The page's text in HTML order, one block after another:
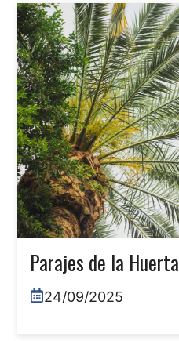
Parajes de la Huerta
24/09/2025